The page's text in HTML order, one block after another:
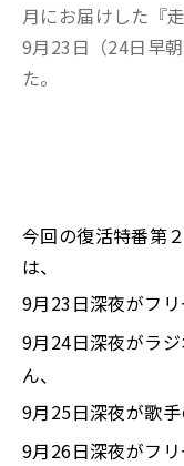
月にお届けした『
9月23日（24日早
た。
今回の復活特番第
は、
9月23日深夜がフ
9月24日深夜がラ
ん、
9月25日深夜が歌
9月26日深夜がフ